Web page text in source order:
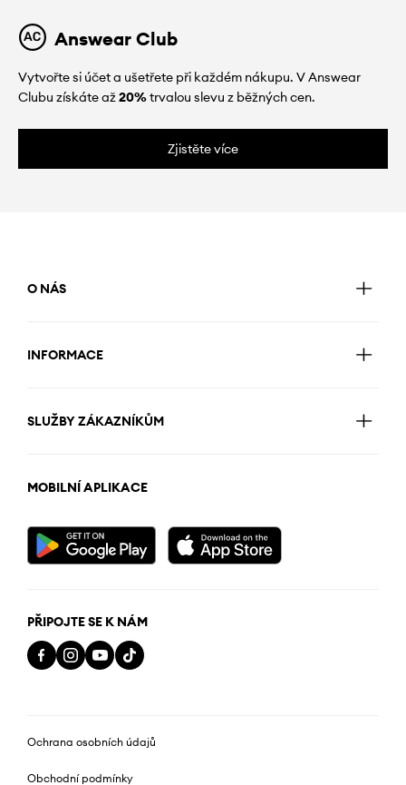
Answear Club
Vytvořte si účet a ušetřete při každém nákupu. V Answear
Clubu získáte až20%trvalou slevu z běžných cen.
Zjistěte více
O NÁS
INFORMACE
SLUŽBY ZÁKAZNÍKŮM
MOBILNÍ APLIKACE
PŘIPOJTE SE K NÁM
Ochrana osobních údajů
Obchodní podmínky